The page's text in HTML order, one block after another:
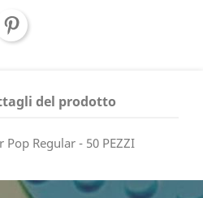
del prodotto
Regular - 50 PEZZI